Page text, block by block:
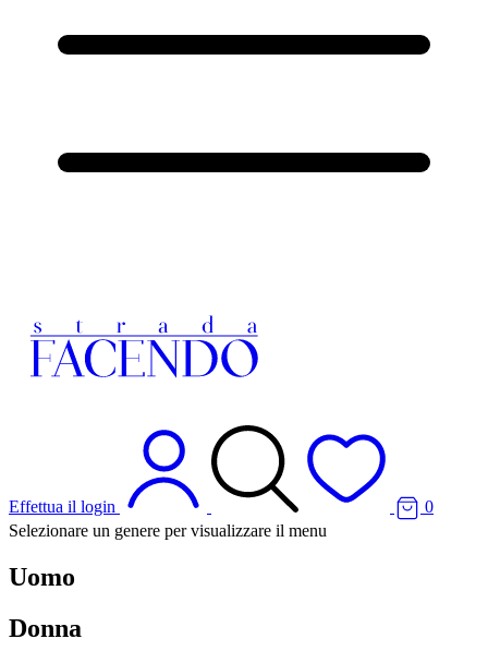
Effettua il login
0
Selezionare un genere per visualizzare il menu
Uomo
Donna